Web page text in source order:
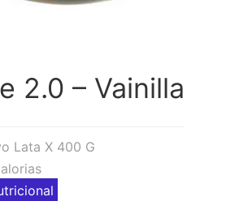
2.0 – Vainilla
Lata X 400 G